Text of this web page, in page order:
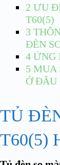
2 ƯU
T60(5)
3
ĐÈN
4 ỨNG
5 MUA
Ở ĐÂU
TỦ
T60(5)